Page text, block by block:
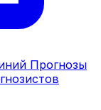
Прогнозы